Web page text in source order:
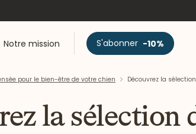
Notre mission S'abonner -10%
pour le bien-être de votre chien Découvrez la
la sélection